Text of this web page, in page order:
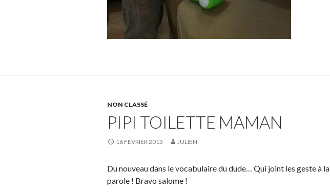
NON CLASSÉ
PIPI TOILETTE MAMAN
16 FÉVRIER 2013 JULIEN
Du nouveau dans le vocabulaire du dude… Qui joint les geste à la
parole ! Bravo salome !